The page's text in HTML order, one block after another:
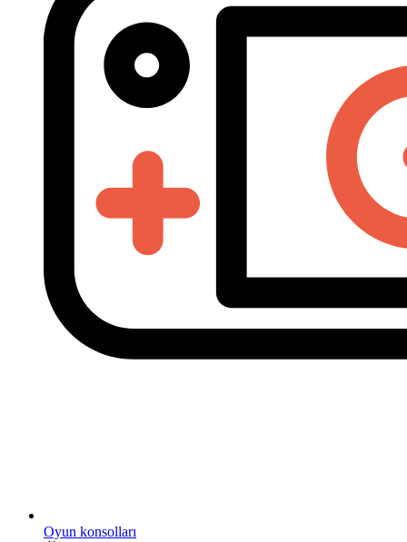
Oyun konsolları